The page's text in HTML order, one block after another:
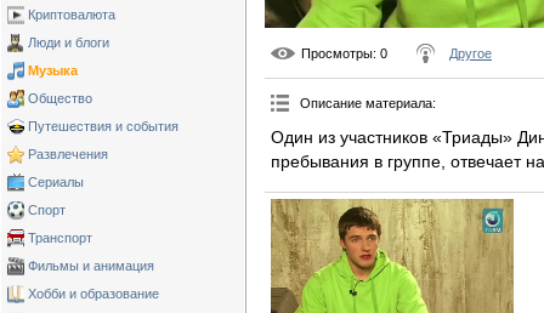
Криптовалюта
Люди и блоги
Музыка
Общество
Путешествия и события
Развлечения
Сериалы
Спорт
Транспорт
Фильмы и анимация
Хобби и образование
Просмотры: 0 Другое
Описание материала:
Один из участников «Триады»
пребывания в группе, отвечает